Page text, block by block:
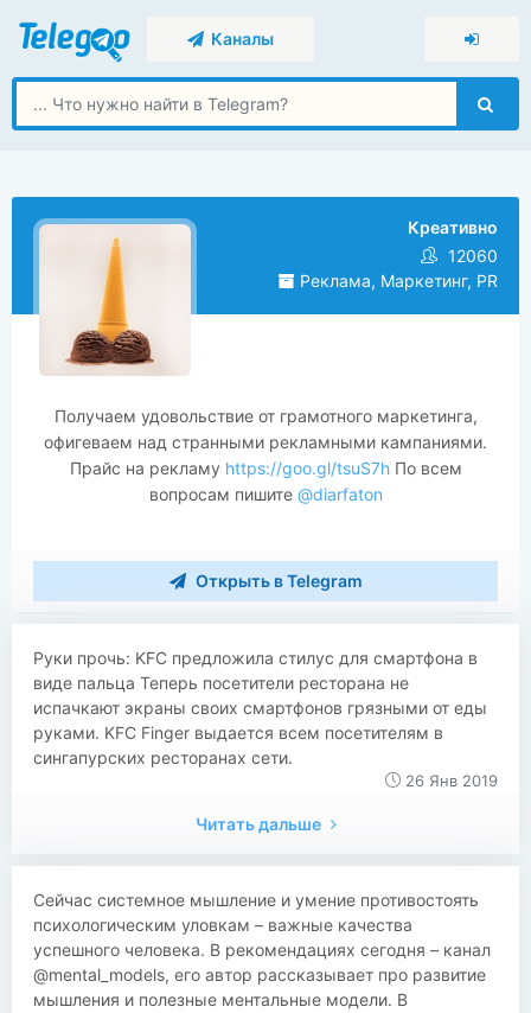
Каналы
Креативно
12060
Реклама, Маркетинг, PR
Получаем удовольствие от грамотного маркетинга,
офигеваем над странными рекламными кампаниями.
Прайс на рекламу https://goo.gl/tsuS7hПо всем
вопросам пишите@diarfaton
Открыть в Telegram
​​Руки прочь: KFC предложила стилус для смартфона в
виде пальца Теперь посетители ресторана не
испачкают экраны своих смартфонов грязными от еды
руками. KFC Finger выдается всем посетителям в
сингапурских ресторанах сети.
26 Янв 2019
Читать дальше
​​​​Сейчас системное мышление и умение противостоять
психологическим уловкам – важные качества
успешного человека. В рекомендациях сегодня – канал
@mental_models, его автор рассказывает про развитие
мышления и полезные ментальные модели. В